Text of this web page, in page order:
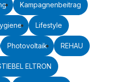
Kampagnenbeitrag
Lifestyle
Photovoltaik REHAU
ELTRON